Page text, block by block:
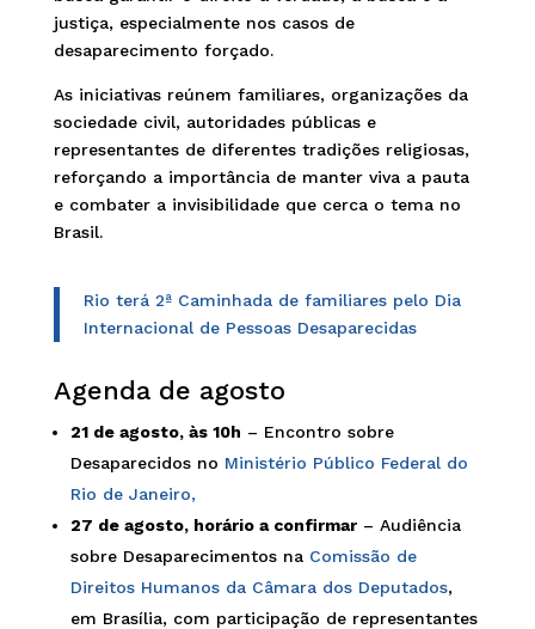
justiça, especialmente nos casos de
desaparecimento forçado.
As iniciativas reúnem familiares, organizações da
sociedade civil, autoridades públicas e
representantes de diferentes tradições religiosas,
reforçando a importância de manter viva a pauta
e combater a invisibilidade que cerca o tema no
Brasil.
Rio terá 2ª Caminhada de familiares pelo Dia
Internacional de Pessoas Desaparecidas
Agenda de agosto
21 de agosto, às 10h – Encontro sobre
Desaparecidos no Ministério Público Federal do
Rio de Janeiro,
27 de agosto, horário a confirmar– Audiência
sobre Desaparecimentos na Comissão de
Direitos Humanos da Câmara dos Deputados,
em Brasília, com participação de representantes